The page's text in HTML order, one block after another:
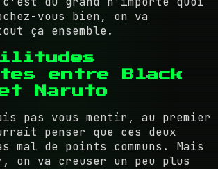
vous bien, on va
ça ensemble.
entre Black
Naruto
pas vous mentir, au premier
penser que ces deux
mal de points communs. Mais
on va creuser un peu plus